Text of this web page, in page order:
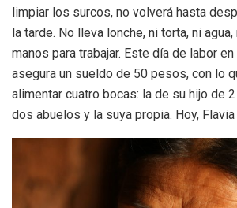
limpiar los surcos, no volverá hasta
la tarde. No lleva lonche, ni torta, ni
manos para trabajar. Este día de labor
asegura un sueldo de 50 pesos, con lo
alimentar cuatro bocas: la de su hijo de
dos abuelos y la suya propia. Hoy,